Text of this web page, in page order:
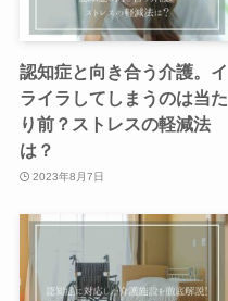
認知症と向き合う介護。イ
ライラしてしまうのは当た
り前？ストレスの軽減法
は？
2023年8月7日